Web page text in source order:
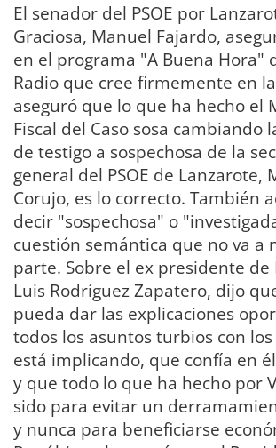
El senador del PSOE por
Graciosa, Manuel Fajardo,
en el programa "A Buena Hora"
Radio que cree firmemente en
aseguró que lo que ha hecho el
Fiscal del Caso sosa cambiando
de testigo a sospechosa de la
general del PSOE de Lanzarote,
Corujo, es lo correcto. También
decir "sospechosa" o
cuestión semántica que no va a
parte. Sobre el ex presidente de
Luis Rodríguez Zapatero, dijo
pueda dar las explicaciones
todos los asuntos turbios con
está implicando, que confía en
y que todo lo que ha hecho por
sido para evitar un
y nunca para beneficiarse